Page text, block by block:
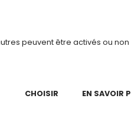
Du 3 au 28 août 2026, TDI
peuvent être activés ou
CHOISIR EN SAVOIR